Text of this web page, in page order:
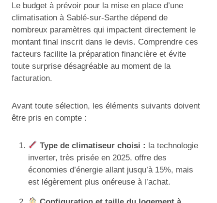
Le budget à prévoir pour la mise en place d’une
climatisation à Sablé-sur-Sarthe dépend de
nombreux paramètres qui impactent directement le
montant final inscrit dans le devis. Comprendre ces
facteurs facilite la préparation financière et évite
toute surprise désagréable au moment de la
facturation.
Avant toute sélection, les éléments suivants doivent
être pris en compte :
Type de climatiseur choisi : la technologie
inverter, très prisée en 2025, offre des
économies d’énergie allant jusqu’à 15%, mais
est légèrement plus onéreuse à l’achat.